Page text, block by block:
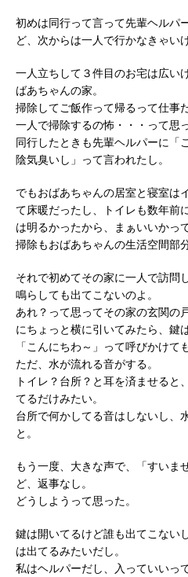
初めは同行って言って先輩ヘルパ
ど、次からは一人で行かなきゃい
一人立ちして３件目のお宅は広い
ばあちゃんの家。
掃除してご飯作って帰るって仕事
一人で掃除するの怖・・・って思
同行したときも先輩ヘルパーに「
陰気臭いし」って言われたし。
でもおばあちゃんの居室と寝室は
て床暖だったし、トイレも数年前
は明るかったから、まぁいいかって
掃除もおばあちゃんの生活空間部
それで初めてその家に一人で訪問
鳴らしても出てこないのよ。
あれ？って思ってその家の玄関の
にちょっと横に引いてみたら、鍵
「こんにちわ～」って呼びかけて
ただ、水が流れる音がする。
トイレ？台所？と耳を済ませると
てるだけみたい。
台所で何かしてる音はしないし、
と。
もう一度、大きな声で、「すいま
ど、返事なし。
どうしようって思った。
鍵は開いてるけど誰も出てこない
は出てるみたいだし。
私はヘルパーだし、入っていいっ